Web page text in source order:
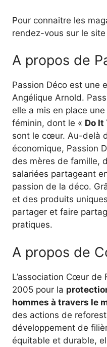
Pour connaitre les
rendez-vous sur le site
A propos de
Passion Déco est une
Angélique Arnold.
elle a mis en place
féminin, dont le « Do It
sont le cœur. Au-delà
économique, Passion
des mères de famille,
salariées partageant
passion de la déco.
et des produits
partager et faire
pratiques.
A propos de
L’association Cœur
2005 pour la
hommes à travers le
des actions de
développement de
équitable et durable,